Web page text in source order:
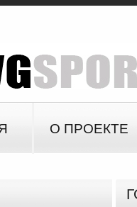
О ПРОЕКТЕ